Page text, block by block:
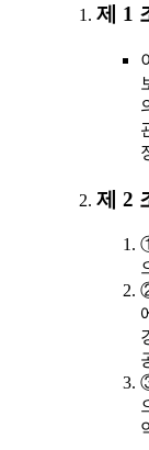
제 1
제 2